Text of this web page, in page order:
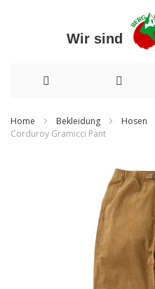
Wir sind
zum
Home Bekleidung Hosen
Corduroy Gramicci Pant